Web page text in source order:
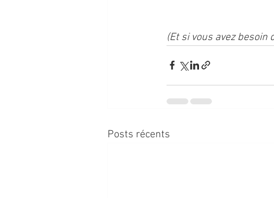
(Et si vous avez
Posts récents